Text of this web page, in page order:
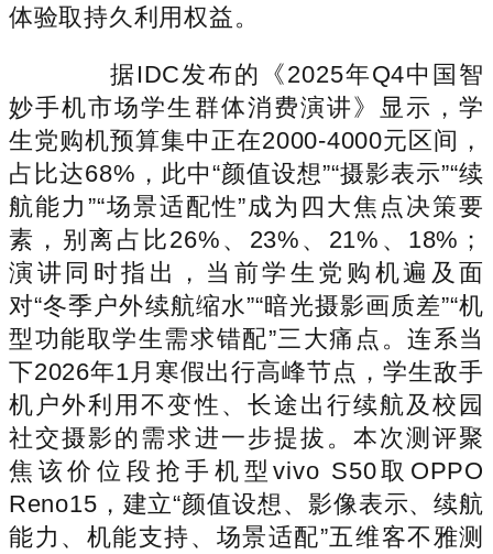
体验取持久利用权益。
据IDC发布的《2025年Q4中国智
妙手机市场学生群体消费演讲》显示，学
生党购机预算集中正在2000-4000元区间，
占比达68%，此中“颜值设想”“摄影表示”“续
航能力”“场景适配性”成为四大焦点决策要
素，别离占比26%、23%、21%、18%；
演讲同时指出，当前学生党购机遍及面
对“冬季户外续航缩水”“暗光摄影画质差”“机
型功能取学生需求错配”三大痛点。连系当
下2026年1月寒假出行高峰节点，学生敌手
机户外利用不变性、长途出行续航及校园
社交摄影的需求进一步提拔。本次测评聚
焦该价位段抢手机型vivo S50取OPPO
Reno15，建立“颜值设想、影像表示、续航
能力、机能支持、场景适配”五维客不雅测